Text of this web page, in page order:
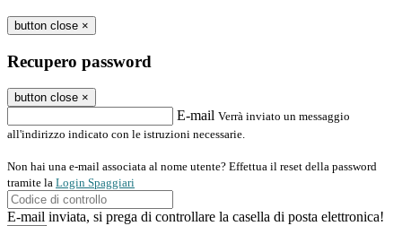
button close ×
Recupero password
button close ×
E-mail Verrà inviato un messaggio
all'indirizzo indicato con le istruzioni necessarie.
Non hai una e-mail associata al nome utente? Effettua il reset della password
tramite la Login Spaggiari
E-mail inviata, si prega di controllare la casella di posta elettronica!